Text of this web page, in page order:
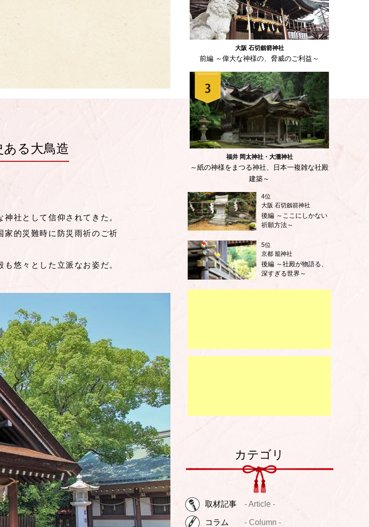
る大鳥造
社として信仰されてきた。
家的災難時に防災雨祈のご祈
悠々とした立派なお姿だ。
大阪 石切劔箭神社
前編 ～偉大な神様の、脅威のご利益～
福井 岡太神社・大瀧神社
～紙の神様をまつる神社、日本一複雑な社殿
建築～
4位
大阪 石切劔箭神社
後編 ～ここにしかない
祈願方法～
5位
京都 籠神社
後編 ～社殿が物語る、
深すぎる世界～
カテゴリ
取材記事 - Article -
コラム - Column -